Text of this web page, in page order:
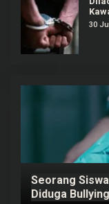
30
Seorang
Diduga Bullying